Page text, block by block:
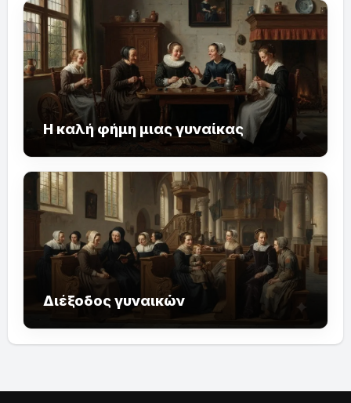
Η καλή φήμη μιας γυναίκας
Διέξοδος γυναικών